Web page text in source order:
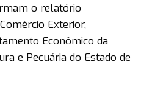
o relatório
Exterior,
Econômico da
e Pecuária do Estado de